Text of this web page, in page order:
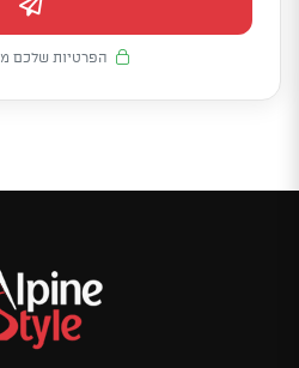
הפרטיות שלכם